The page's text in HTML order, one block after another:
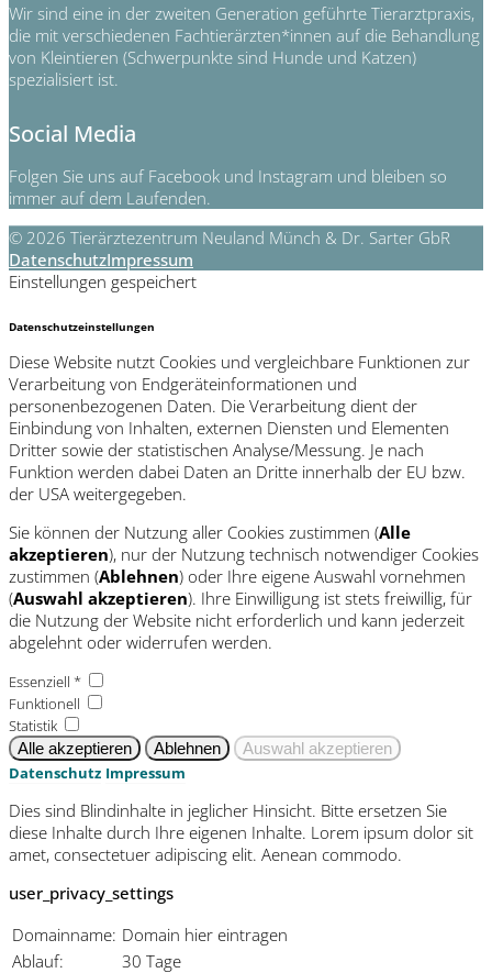
Wir sind eine in der zweiten Generation geführte Tierarztpraxis,
die mit verschiedenen Fachtierärzten*innen auf die Behandlung
von Kleintieren (Schwerpunkte sind Hunde und Katzen)
spezialisiert ist.
Social Media
Folgen Sie uns auf Facebook und Instagram und bleiben so
immer auf dem Laufenden.
© 2026 Tierärztezentrum Neuland Münch & Dr. Sarter GbR
DatenschutzImpressum
Einstellungen gespeichert
Datenschutzeinstellungen
Diese Website nutzt Cookies und vergleichbare Funktionen zur
Verarbeitung von Endgeräteinformationen und
personenbezogenen Daten. Die Verarbeitung dient der
Einbindung von Inhalten, externen Diensten und Elementen
Dritter sowie der statistischen Analyse/Messung. Je nach
Funktion werden dabei Daten an Dritte innerhalb der EU bzw.
der USA weitergegeben.
Sie können der Nutzung aller Cookies zustimmen (Alle
akzeptieren), nur der Nutzung technisch notwendiger Cookies
zustimmen (Ablehnen) oder Ihre eigene Auswahl vornehmen
(Auswahl akzeptieren). Ihre Einwilligung ist stets freiwillig, für
die Nutzung der Website nicht erforderlich und kann jederzeit
abgelehnt oder widerrufen werden.
Essenziell *
Funktionell
Statistik
Datenschutz Impressum
Dies sind Blindinhalte in jeglicher Hinsicht. Bitte ersetzen Sie
diese Inhalte durch Ihre eigenen Inhalte. Lorem ipsum dolor sit
amet, consectetuer adipiscing elit. Aenean commodo.
user_privacy_settings
Domainname: Domain hier eintragen
Ablauf:
30 Tage